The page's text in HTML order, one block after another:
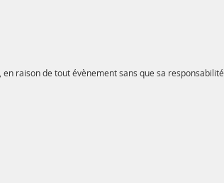
raison de tout évènement sans que sa responsabilité